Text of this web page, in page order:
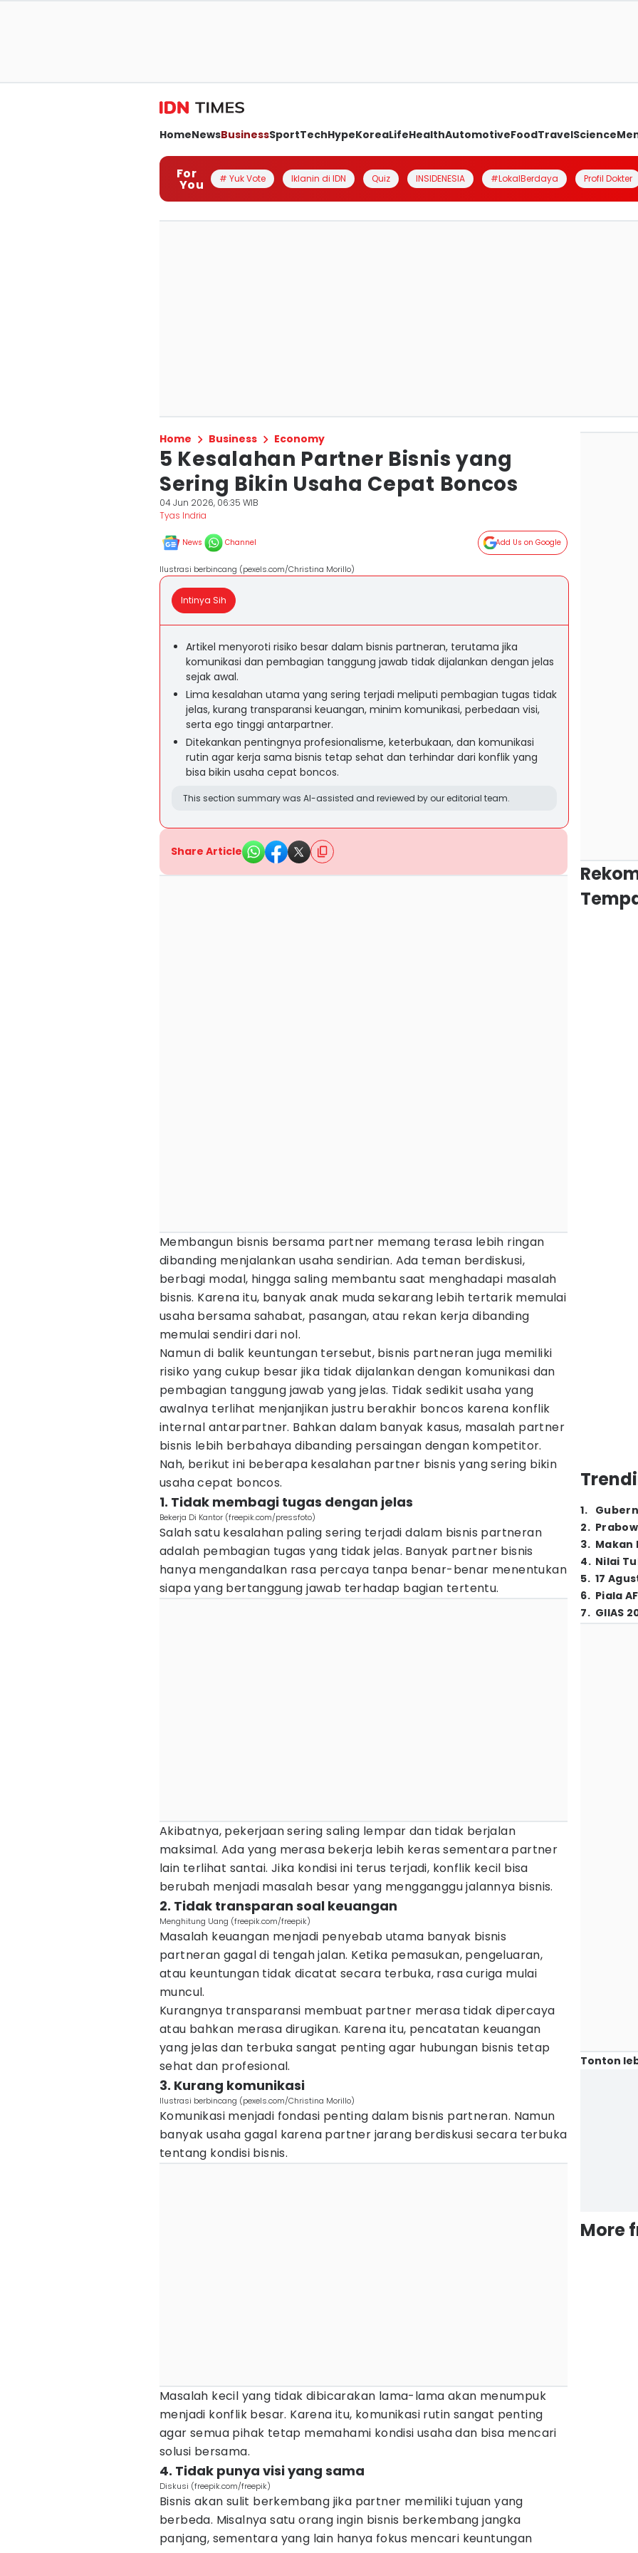
HomeNewsBusinessSportTechHypeKoreaLifeHealthAutomotiveFoodTravelScience
For
You # Yuk Vote Iklanin di IDN Quiz INSIDENESIA #LokalBerdaya Profil Dokter
Home Business Economy
5 Kesalahan Partner Bisnis yang
Sering Bikin Usaha Cepat Boncos
04 Jun 2026, 06:35 WIB
Tyas Indria
News Channel Add Us on Google
Ilustrasi berbincang (pexels.com/Christina Morillo)
Intinya Sih
Artikel menyoroti risiko besar dalam bisnis partneran, terutama jika
komunikasi dan pembagian tanggung jawab tidak dijalankan dengan jelas
sejak awal.
Lima kesalahan utama yang sering terjadi meliputi pembagian tugas tidak
jelas, kurang transparansi keuangan, minim komunikasi, perbedaan visi,
serta ego tinggi antarpartner.
Ditekankan pentingnya profesionalisme, keterbukaan, dan komunikasi
rutin agar kerja sama bisnis tetap sehat dan terhindar dari konflik yang
bisa bikin usaha cepat boncos.
This section summary was AI-assisted and reviewed by our editorial team.
Share Article
Membangun bisnis bersama partner memang terasa lebih ringan
dibanding menjalankan usaha sendirian. Ada teman berdiskusi,
berbagi modal, hingga saling membantu saat menghadapi masalah
bisnis. Karena itu, banyak anak muda sekarang lebih tertarik memulai
usaha bersama sahabat, pasangan, atau rekan kerja dibanding
memulai sendiri dari nol.
Namun di balik keuntungan tersebut, bisnis partneran juga memiliki
risiko yang cukup besar jika tidak dijalankan dengan komunikasi dan
pembagian tanggung jawab yang jelas. Tidak sedikit usaha yang
awalnya terlihat menjanjikan justru berakhir boncos karena konflik
internal antarpartner. Bahkan dalam banyak kasus, masalah partner
bisnis lebih berbahaya dibanding persaingan dengan kompetitor.
Nah, berikut ini beberapa kesalahan partner bisnis yang sering bikin
usaha cepat boncos.
1. Tidak membagi tugas dengan jelas
Bekerja Di Kantor (freepik.com/pressfoto)
Salah satu kesalahan paling sering terjadi dalam bisnis partneran
adalah pembagian tugas yang tidak jelas. Banyak partner bisnis
hanya mengandalkan rasa percaya tanpa benar-benar menentukan
siapa yang bertanggung jawab terhadap bagian tertentu.
Akibatnya, pekerjaan sering saling lempar dan tidak berjalan
maksimal. Ada yang merasa bekerja lebih keras sementara partner
lain terlihat santai. Jika kondisi ini terus terjadi, konflik kecil bisa
berubah menjadi masalah besar yang mengganggu jalannya bisnis.
2. Tidak transparan soal keuangan
Menghitung Uang (freepik.com/freepik)
Masalah keuangan menjadi penyebab utama banyak bisnis
partneran gagal di tengah jalan. Ketika pemasukan, pengeluaran,
atau keuntungan tidak dicatat secara terbuka, rasa curiga mulai
muncul.
Kurangnya transparansi membuat partner merasa tidak dipercaya
atau bahkan merasa dirugikan. Karena itu, pencatatan keuangan
yang jelas dan terbuka sangat penting agar hubungan bisnis tetap
sehat dan profesional.
3. Kurang komunikasi
Ilustrasi berbincang (pexels.com/Christina Morillo)
Komunikasi menjadi fondasi penting dalam bisnis partneran. Namun
banyak usaha gagal karena partner jarang berdiskusi secara terbuka
tentang kondisi bisnis.
Masalah kecil yang tidak dibicarakan lama-lama akan menumpuk
menjadi konflik besar. Karena itu, komunikasi rutin sangat penting
agar semua pihak tetap memahami kondisi usaha dan bisa mencari
solusi bersama.
4. Tidak punya visi yang sama
Diskusi (freepik.com/freepik)
Bisnis akan sulit berkembang jika partner memiliki tujuan yang
berbeda. Misalnya satu orang ingin bisnis berkembang jangka
panjang, sementara yang lain hanya fokus mencari keuntungan
1.
2.
3. Makan
4. Nilai
5. 17
6. Piala
7. GIIAS
Tonton
More